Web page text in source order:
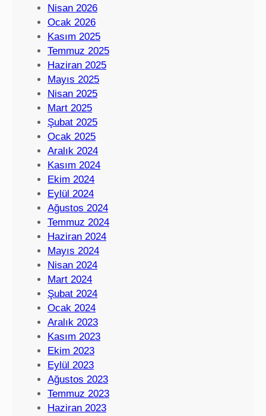
Nisan 2026
Ocak 2026
Kasım 2025
Temmuz 2025
Haziran 2025
Mayıs 2025
Nisan 2025
Mart 2025
Şubat 2025
Ocak 2025
Aralık 2024
Kasım 2024
Ekim 2024
Eylül 2024
Ağustos 2024
Temmuz 2024
Haziran 2024
Mayıs 2024
Nisan 2024
Mart 2024
Şubat 2024
Ocak 2024
Aralık 2023
Kasım 2023
Ekim 2023
Eylül 2023
Ağustos 2023
Temmuz 2023
Haziran 2023